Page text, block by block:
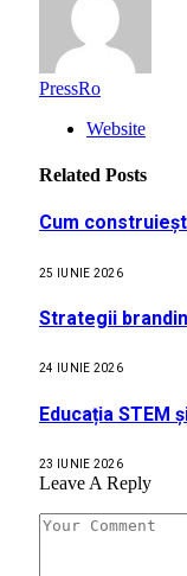
PressRo
Website
Related Posts
Cum
25 IUNIE 2026
Strategii
24 IUNIE 2026
Educația
23 IUNIE 2026
Leave A Reply